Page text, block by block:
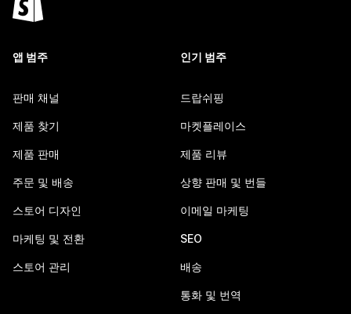
앱 범주
판매 채널
제품 찾기
제품 판매
주문 및 배송
스토어 디자인
마케팅 및 전환
스토어 관리
인기 범주
드랍쉬핑
마켓플레이스
제품 리뷰
상향 판매 및 번들
이메일 마케팅
SEO
배송
통화 및 번역